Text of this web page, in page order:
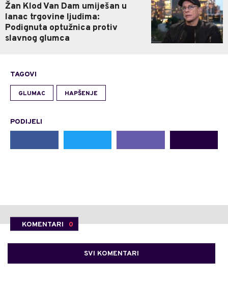
Žan Klod Van Dam umiješan u
lanac trgovine ljudima:
Podignuta optužnica protiv
slavnog glumca
TAGOVI
GLUMAC HAPŠENJE
PODIJELI
KOMENTARI 0
SVI KOMENTARI